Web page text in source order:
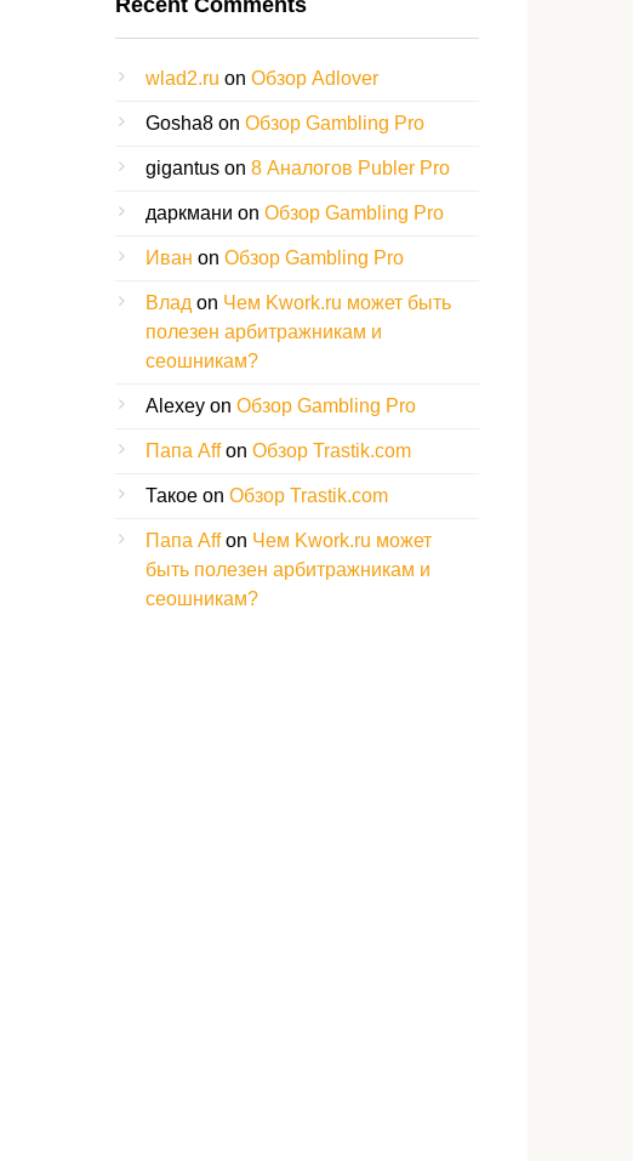
Recent Comments
wlad2.ru on Обзор Adlover
Gosha8 on Обзор Gambling Pro
gigantus on 8 Аналогов Publer Pro
даркмани on Обзор Gambling Pro
Иван on Обзор Gambling Pro
Влад on Чем Kwork.ru может быть
полезен арбитражникам и
сеошникам?
Alexey on Обзор Gambling Pro
Папа Affon Обзор Trastik.com
Такое on Обзор Trastik.com
Папа Affon Чем Kwork.ru может
быть полезен арбитражникам и
сеошникам?